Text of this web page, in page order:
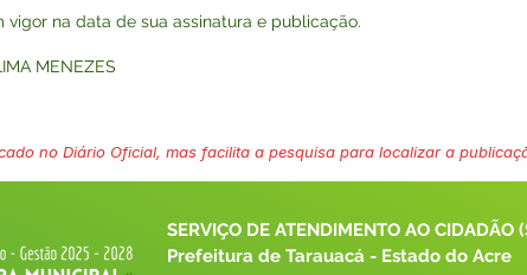
vigor na data de sua assinatura e publicação.
MENEZES
no Diário Oficial, mas facilita a pesquisa para localizar a
SERVIÇO DE ATENDIMENTO AO CIDADÃO
Prefeitura de Tarauacá - Estado do Acre